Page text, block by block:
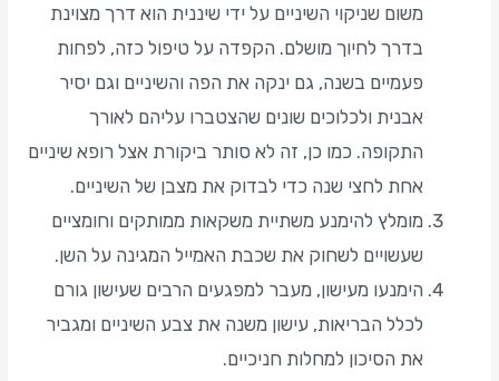
משום שניקוי השיניים על ידי שיננית הוא דרך מצוינת
בדרך לחיוך מושלם. הקפדה על טיפול כזה, לפחות
פעמיים בשנה, גם ינקה את הפה והשיניים וגם יסיר
אבנית ולכלוכים שונים שהצטברו עליהם לאורך
התקופה. כמו כן, זה לא סותר ביקורת אצל רופא שיניים
אחת לחצי שנה כדי לבדוק את מצבן של השיניים.
מומלץ להימנע משתיית משקאות ממותקים וחומציים
שעשויים לשחוק את שכבת האמייל המגינה על השן.
הימנעו מעישון, מעבר למפגעים הרבים שעישון גורם
לכלל הבריאות, עישון משנה את צבע השיניים ומגביר
את הסיכון למחלות חניכיים.